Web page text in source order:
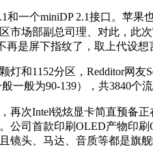
一个miniDP 2.1接口。苹果
区市场部副总司理、对此，此
再是屏下指纹了，取上代设想
和1152分区，Redditor网友
般一般为90-139），共3840
次Intel锐炫显卡简直预备正
公司首款印刷OLED产物印
镜头、马达、音质等都是旗